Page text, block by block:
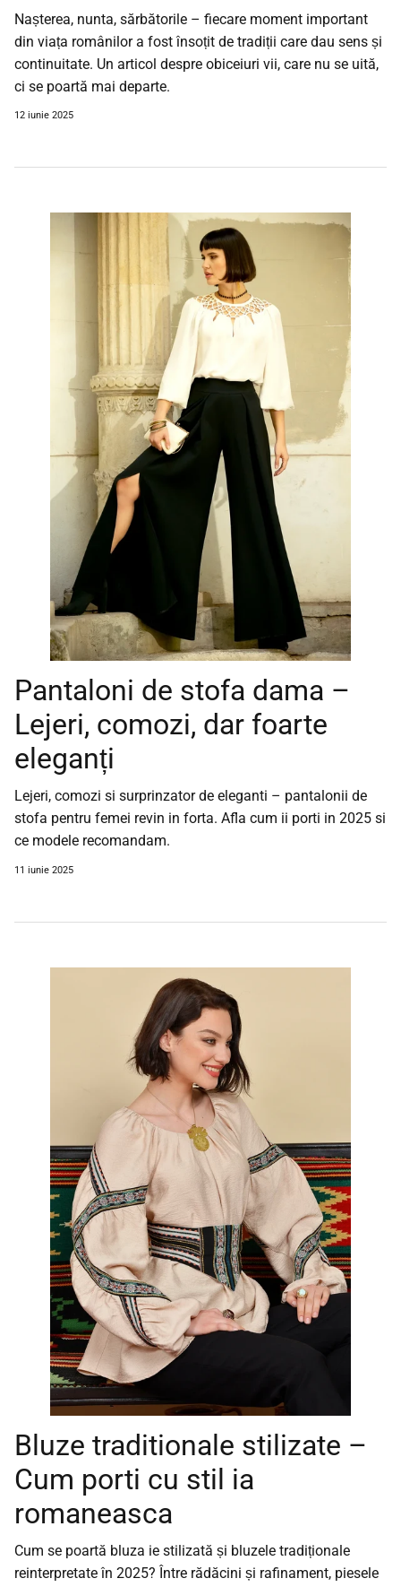
Nașterea, nunta, sărbătorile – fiecare moment important
din viața românilor a fost însoțit de tradiții care dau sens și
continuitate. Un articol despre obiceiuri vii, care nu se uită,
ci se poartă mai departe.
12 iunie 2025
Pantaloni de stofa dama –
Lejeri, comozi, dar foarte
eleganți
Lejeri, comozi si surprinzator de eleganti – pantalonii de
stofa pentru femei revin in forta. Afla cum ii porti in 2025 si
ce modele recomandam.
11 iunie 2025
Bluze traditionale stilizate –
Cum porti cu stil ia
romaneasca
Cum se poartă bluza ie stilizată și bluzele tradiționale
reinterpretate în 2025? Între rădăcini și rafinament, piesele